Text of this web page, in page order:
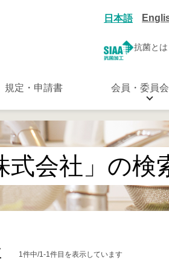
日本語
抗菌とは
規定・申請書 会員・委員
式会社」の検
1件中/1-1件目を表示しています